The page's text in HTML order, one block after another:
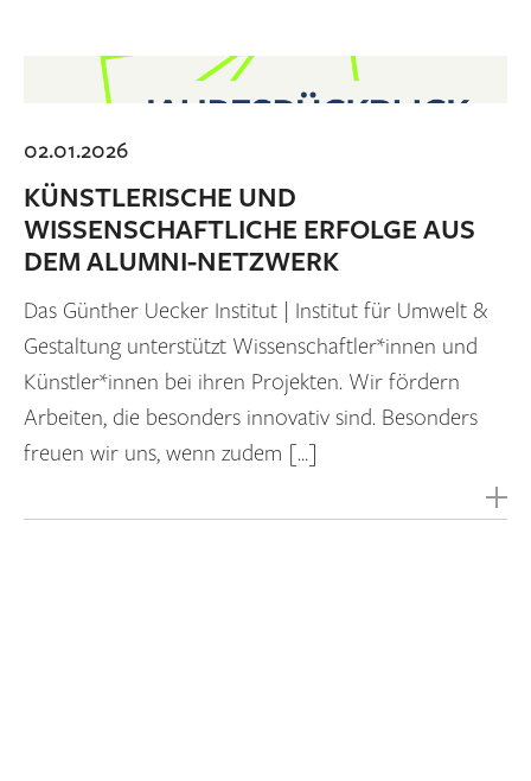
02.01.2026
KÜNSTLERISCHE UND
WISSENSCHAFTLICHE ERFOLGE AUS
DEM ALUMNI-NETZWERK
Das Günther Uecker Institut | Institut für Umwelt &
Gestaltung unterstützt Wissenschaftler*innen und
Künstler*innen bei ihren Projekten. Wir fördern
Arbeiten, die besonders innovativ sind. Besonders
freuen wir uns, wenn zudem […]